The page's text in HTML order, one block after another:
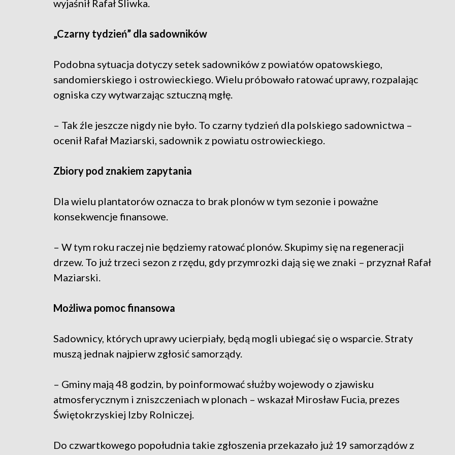
wyjaśnił Rafał Śliwka.
„Czarny tydzień” dla sadowników
Podobna sytuacja dotyczy setek sadowników z powiatów opatowskiego,
sandomierskiego i ostrowieckiego. Wielu próbowało ratować uprawy, rozpalając
ogniska czy wytwarzając sztuczną mgłę.
– Tak źle jeszcze nigdy nie było. To czarny tydzień dla polskiego sadownictwa –
ocenił Rafał Maziarski, sadownik z powiatu ostrowieckiego.
Zbiory pod znakiem zapytania
Dla wielu plantatorów oznacza to brak plonów w tym sezonie i poważne
konsekwencje finansowe.
– W tym roku raczej nie będziemy ratować plonów. Skupimy się na regeneracji
drzew. To już trzeci sezon z rzędu, gdy przymrozki dają się we znaki – przyznał Rafał
Maziarski.
Możliwa pomoc finansowa
Sadownicy, których uprawy ucierpiały, będą mogli ubiegać się o wsparcie. Straty
muszą jednak najpierw zgłosić samorządy.
– Gminy mają 48 godzin, by poinformować służby wojewody o zjawisku
atmosferycznym i zniszczeniach w plonach – wskazał Mirosław Fucia, prezes
Świętokrzyskiej Izby Rolniczej.
Do czwartkowego popołudnia takie zgłoszenia przekazało już 19 samorządów z